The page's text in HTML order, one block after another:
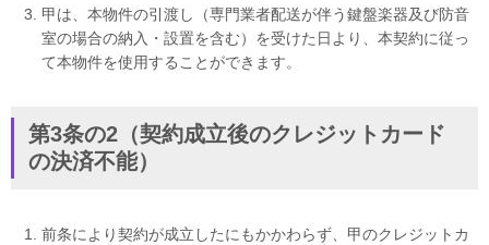
甲は、本物件の引渡し（専門業者配送が伴う鍵盤楽器及び防音
室の場合の納入・設置を含む）を受けた日より、本契約に従っ
て本物件を使用することができます。
第3条の2（契約成立後のクレジットカード
の決済不能）
前条により契約が成立したにもかかわらず、甲のクレジットカ